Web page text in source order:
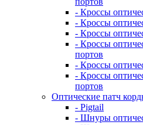
- Кроссы
- Кроссы
- Кроссы
- Кроссы
портов
- Кроссы
- Кроссы
портов
Оптические патч
- Pigtail
- Шнуры